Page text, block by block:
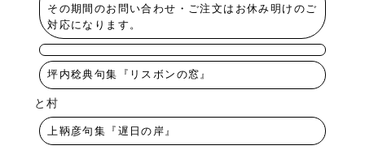
その期間のお問い合わせ・ご注文はお休み明けのご
対応になります。
坪内稔典句集『リスボンの窓』
と村
上鞆彦句集『遅日の岸』